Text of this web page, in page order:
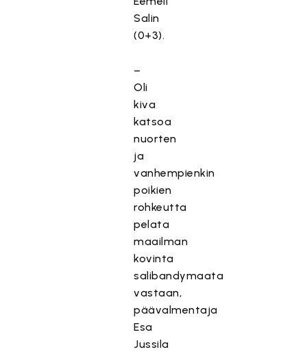
Salin
(0+3).
–
Oli
kiva
katsoa
nuorten
ja
vanhempienkin
poikien
rohkeutta
pelata
maailman
kovinta
salibandymaata
vastaan,
päävalmentaja
Esa
Jussila